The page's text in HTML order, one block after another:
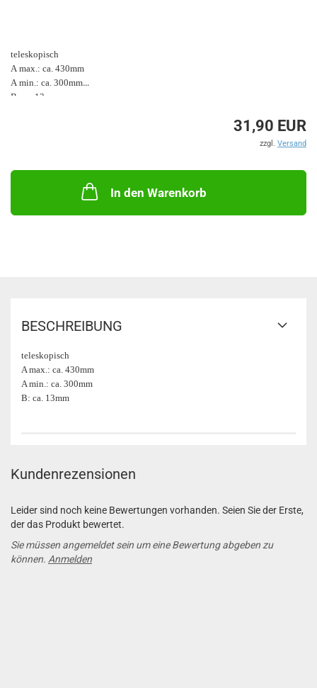
teleskopisch
A max.: ca. 430mm
A min.: ca. 300mm
B: ca. 13mm
31,90 EUR
zzgl. Versand
In den Warenkorb
BESCHREIBUNG
teleskopisch
A max.: ca. 430mm
A min.: ca. 300mm
B: ca. 13mm
Kundenrezensionen
Leider sind noch keine Bewertungen vorhanden. Seien Sie der Erste,
der das Produkt bewertet.
Sie müssen angemeldet sein um eine Bewertung abgeben zu
können. Anmelden